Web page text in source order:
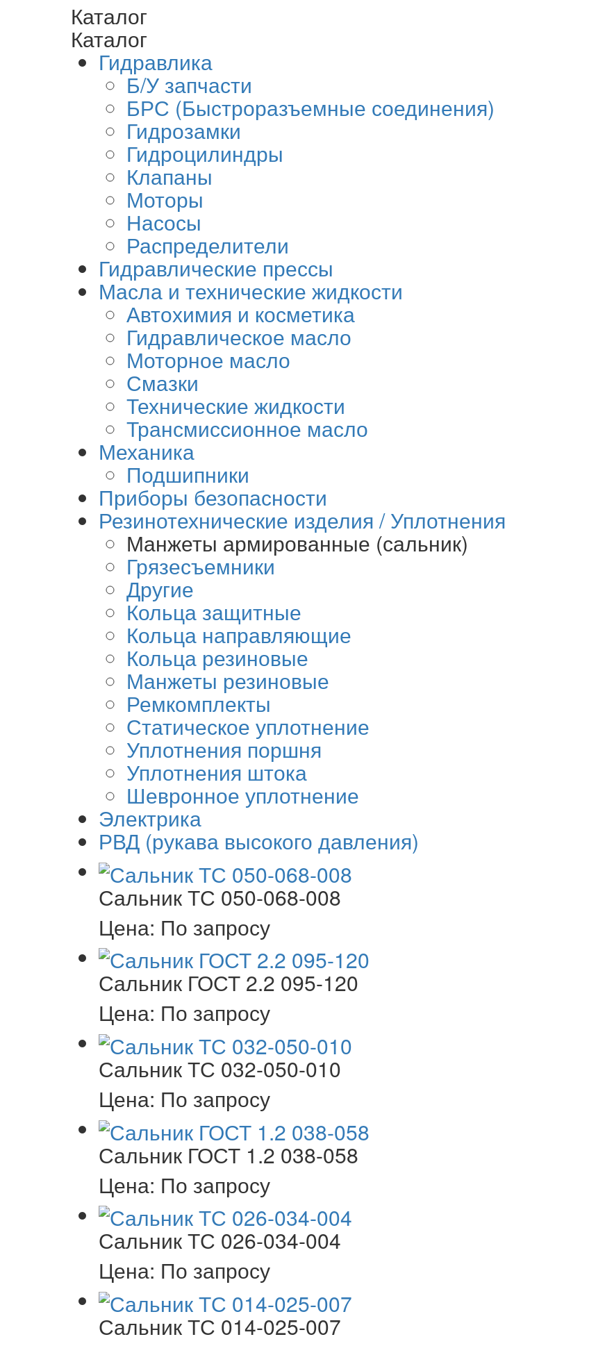
Каталог
Каталог
Гидравлика
Б/У запчасти
БРС (Быстроразъемные соединения)
Гидрозамки
Гидроцилиндры
Клапаны
Моторы
Насосы
Распределители
Гидравлические прессы
Масла и технические жидкости
Автохимия и косметика
Гидравлическое масло
Моторное масло
Смазки
Технические жидкости
Трансмиссионное масло
Механика
Подшипники
Приборы безопасности
Резинотехнические изделия / Уплотнения
Манжеты армированные (сальник)
Грязесъемники
Другие
Кольца защитные
Кольца направляющие
Кольца резиновые
Манжеты резиновые
Ремкомплекты
Статическое уплотнение
Уплотнения поршня
Уплотнения штока
Шевронное уплотнение
Электрика
РВД (рукава высокого давления)
Сальник ТС 050-068-008
Цена: По запросу
Сальник ГОСТ 2.2 095-120
Цена: По запросу
Сальник ТС 032-050-010
Цена: По запросу
Сальник ГОСТ 1.2 038-058
Цена: По запросу
Сальник ТС 026-034-004
Цена: По запросу
Сальник ТС 014-025-007